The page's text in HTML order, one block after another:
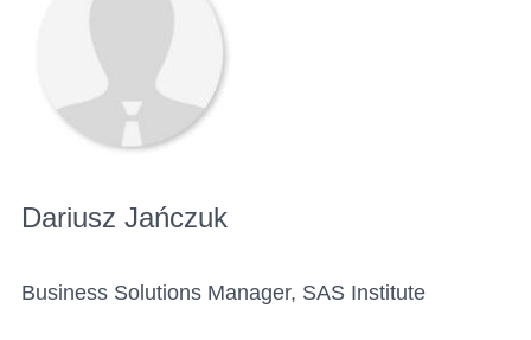
Dariusz Jańczuk
Business Solutions Manager, SAS Institute